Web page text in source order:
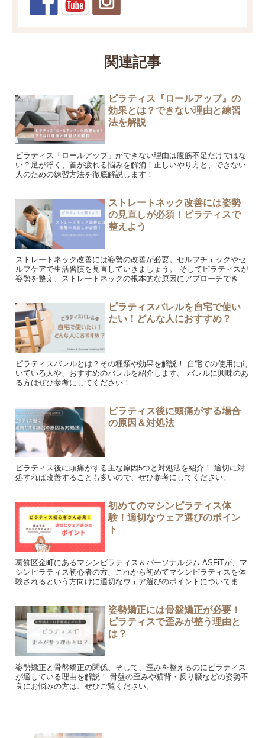
関連記事
ピラティス『ロールアップ』の
効果とは？できない理由と練習
法を解説
ピラティス「ロールアップ」ができない理由は腹筋不足だけではな
い？足が浮く、首が疲れる悩みを解消！正しいやり方と、できない
人のための練習方法を徹底解説します！
ストレートネック改善には姿勢
の見直しが必須！ピラティスで
整えよう
ストレートネック改善には姿勢の改善が必要。セルフチェックやセ
ルフケアで生活習慣を見直していきましょう。 そしてピラティスが
姿勢を整え、ストレートネックの根本的な原因にアプローチできる
ピラティスバレルを自宅で使い
たい！どんな人におすすめ？
ピラティスバレルとは？その種類や効果を解説！ 自宅での使用に向
いている人や、おすすめのバレルを紹介します。 バレルに興味のあ
る方はぜひ参考にしてください！
ピラティス後に頭痛がする場合
の原因＆対処法
ピラティス後に頭痛がする主な原因5つと対処法を紹介！ 適切に対
処すれば改善することも多いので、ぜひ参考にしてください。
初めてのマシンピラティス体
験！適切なウェア選びのポイン
ト
葛飾区金町にあるマシンピラティス＆パーソナルジム ASFiTが、マ
シンピラティス初心者の方、これから初めてマシンピラティスを体
験されるという方向けに適切なウェア選びのポイントについてまと
姿勢矯正には骨盤矯正が必要！
ピラティスで歪みが整う理由と
は？
姿勢矯正と骨盤矯正の関係、そして、歪みを整えるのにピラティス
が適している理由を解説！ 骨盤の歪みや猫背・反り腰などの姿勢不
良にお悩みの方は、ぜひご覧ください。